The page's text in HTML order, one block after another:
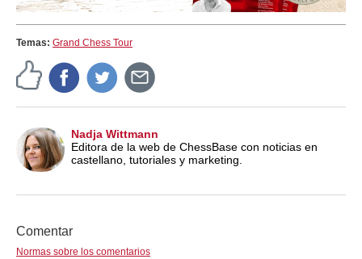
Temas: Grand Chess Tour
Nadja Wittmann
Editora de la web de ChessBase con noticias en
castellano, tutoriales y marketing.
Comentar
Normas sobre los comentarios